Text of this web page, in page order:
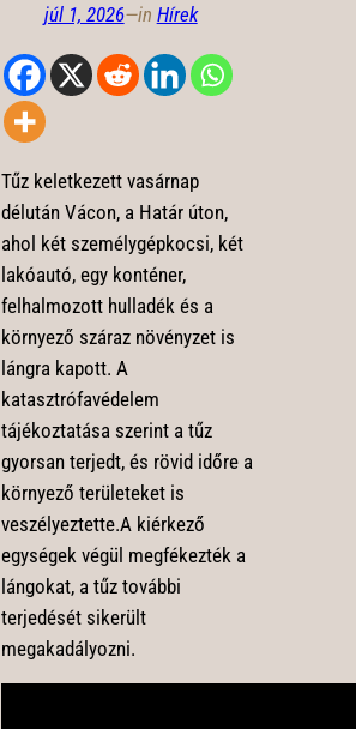
júl 1, 2026—in Hírek
Tűz keletkezett vasárnap
délután Vácon, a Határ úton,
ahol két személygépkocsi, két
lakóautó, egy konténer,
felhalmozott hulladék és a
környező száraz növényzet is
lángra kapott. A
katasztrófavédelem
tájékoztatása szerint a tűz
gyorsan terjedt, és rövid időre a
környező területeket is
veszélyeztette.A kiérkező
egységek végül megfékezték a
lángokat, a tűz további
terjedését sikerült
megakadályozni.